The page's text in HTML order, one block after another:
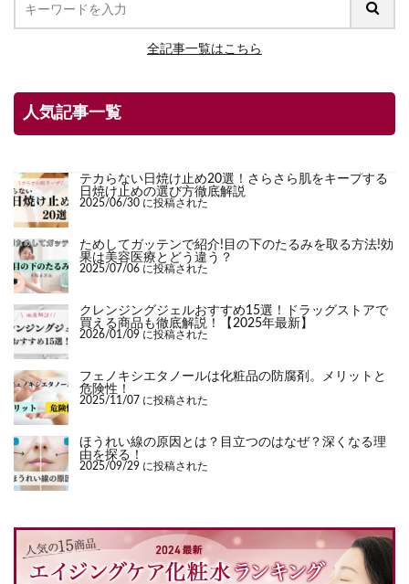
全記事一覧はこちら
人気記事一覧
テカらない日焼け止め20選！さらさら肌をキープする
日焼け止めの選び方徹底解説
2025/06/30 に投稿された
ためしてガッテンで紹介!目の下のたるみを取る方法!効
果は美容医療とどう違う？
2025/07/06 に投稿された
クレンジングジェルおすすめ15選！ドラッグストアで
買える商品も徹底解説！【2025年最新】
2026/01/09 に投稿された
フェノキシエタノールは化粧品の防腐剤。メリットと
危険性！
2025/11/07 に投稿された
ほうれい線の原因とは？目立つのはなぜ？深くなる理
由を探る！
2025/09/29 に投稿された